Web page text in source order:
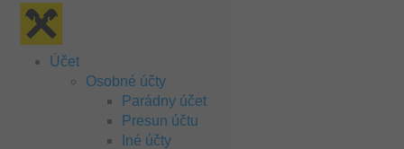
Účet
Osobné účty
Parádny účet
Presun účtu
Iné účty